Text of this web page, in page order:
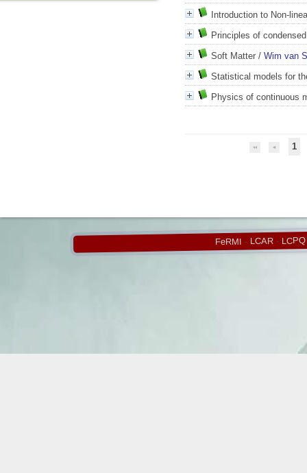
Introduction to Non-
Principles of
Soft Matter / Wim van
Statistical models for
Physics of continuous
1
FeRMI - LCAR- LCPQ